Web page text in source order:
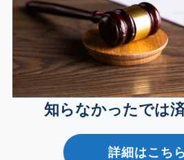
知らなかったでは
詳細はこち